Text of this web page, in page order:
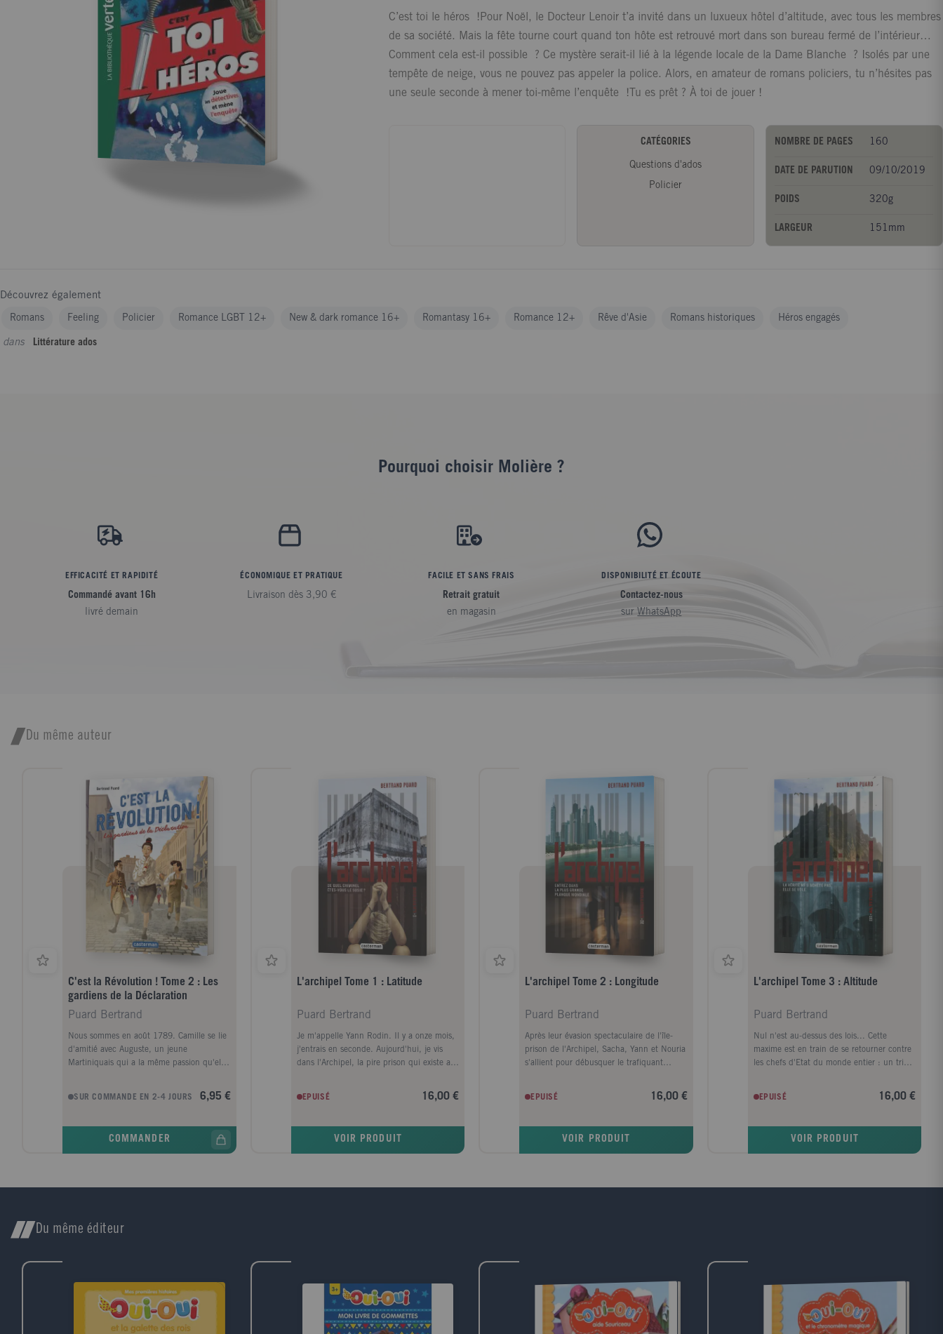
C’est toi le héros !Pour Noël, le Docteur Lenoir t’a invité dans un luxueux hôtel d’altitude, avec tous les membres
de sa société. Mais la fête tourne court quand ton hôte est retrouvé mort dans son bureau fermé de l’intérieur…
Comment cela est-il possible ? Ce mystère serait-il lié à la légende locale de la Dame Blanche ? Isolés par une
tempête de neige, vous ne pouvez pas appeler la police. Alors, en amateur de romans policiers, tu n’hésites pas
une seule seconde à mener toi-même l’enquête !Tu es prêt ? À toi de jouer !
CATÉGORIES
Questions d'ados
Policier
NOMBRE DE PAGES 160
DATE DE PARUTION 09/10/2019
POIDS 320g
LARGEUR 151mm
Découvrez également
Romans Feeling Policier Romance LGBT 12+ New & dark romance 16+ Romantasy 16+ Romance 12+ Rêve d'Asie Romans historiques Héros engagés
dans Littérature ados
Pourquoi choisir Molière ?
EFFICACITÉ ET RAPIDITÉ
Commandé avant 16h
livré demain
ÉCONOMIQUE ET PRATIQUE
Livraison dès 3,90 €
FACILE ET SANS FRAIS
Retrait gratuit
en magasin
DISPONIBILITÉ ET ÉCOUTE
Contactez-nous
sur WhatsApp
Du même auteur
C'est la Révolution ! Tome 2 : Les
gardiens de la Déclaration
Puard Bertrand
Nous sommes en août 1789. Camille se lie
d'amitié avec Auguste, un jeune
Martiniquais qui a la même passion qu'elle
venir assister - très discrètement - aux
séances du comité des Cinq, qui rédigent
Auguste va y réaliser des dessins
témoignant de ce moment crucial de
de Mirabeau avec le brouillon du texte !
SUR COMMANDE EN 2-4 JOURS 6,95 €
COMMANDER
L'archipel Tome 1 : Latitude
Puard Bertrand
Je m'appelle Yann Rodin. Il y a onze mois,
j'entrais en seconde. Aujourd'hui, je vis
dans l'Archipel, la pire prison qui existe au
très lucratif : l'échange d'identités. Son
malheur : être le sosie de Sacha Pavlovitch,
moyennant quelques millions de dollars.
Tandis que Yann clame son innocence,
EPUISÉ 16,00 €
VOIR PRODUIT
L'archipel Tome 2 : Longitude
Puard Bertrand
Après leur évasion spectaculaire de l'île-
prison de l'Archipel, Sacha, Yann et Nouria
s'allient pour débusquer le trafiquant
fille de Marc-Antoine. Sous la protection de
ce dernier, et aidés par l'intrépide Isabel de
Coquillages... L'extravagante demeure
renfermerait-elle la clé du mystère
EPUISÉ 16,00 €
VOIR PRODUIT
L'archipel Tome 3 : Altitude
Puard Bertrand
Nul n'est au-dessus des lois... Cette
maxime est en train de se retourner contre
les chefs d'Etat du monde entier : un trio
vidéos les liant directement au réseau
frauduleux d'Anton Pavlovitch. Et le signal
sa guérilla. La course est lancée, du plus
haut fleuve tibétain aux sommets
EPUISÉ 16,00 €
VOIR PRODUIT
Du même éditeur